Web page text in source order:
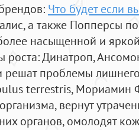
Что будет если
а также Попперсы
насыщенной и
роста: Динатроп,
решат проблемы
terrestris, Мориамин
вернут
органов, омолодят